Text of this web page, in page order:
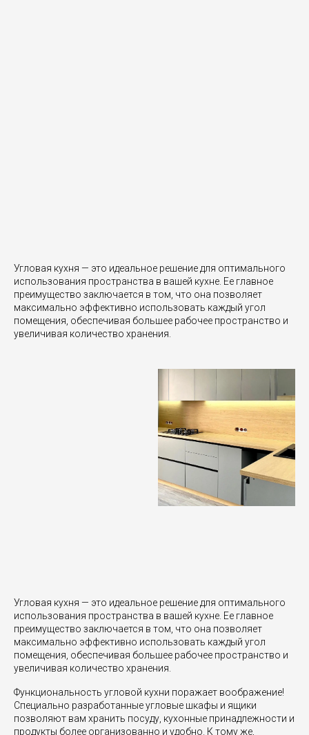
Угловая кухня — это идеальное решение для оптимального
использования пространства в вашей кухне. Ее главное
преимущество заключается в том, что она позволяет
максимально эффективно использовать каждый угол
помещения, обеспечивая большее рабочее пространство и
увеличивая количество хранения.
Угловая кухня — это идеальное решение для оптимального
использования пространства в вашей кухне. Ее главное
преимущество заключается в том, что она позволяет
максимально эффективно использовать каждый угол
помещения, обеспечивая большее рабочее пространство и
увеличивая количество хранения.
Функциональность угловой кухни поражает воображение!
Специально разработанные угловые шкафы и ящики
позволяют вам хранить посуду, кухонные принадлежности и
продукты более организованно и удобно. К тому же,